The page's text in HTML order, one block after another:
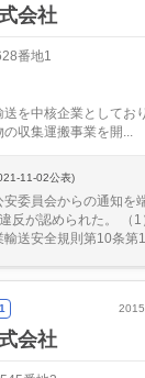
会社
番地1
送を中核企業としてお
収集運搬事業を開...
11-02公表)
委員会からの通知を
反が認められた。 （
送安全規則第10条第1
会社